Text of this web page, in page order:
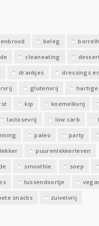
beleg
cleaneating
drankjes dressings
glutenvrij hartige
kip koemelkvrij
lactosevrij low carb
paleo party
puurenlekkerleven
smoothie soep
tussendoortje
snacks zuivelvrij